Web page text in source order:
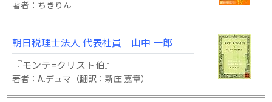
著者：ちきりん
朝日税理士法人 代表社員 山中 一郎
『モンテ=クリスト伯』
著者：A.デュマ（翻訳：新庄 嘉章）